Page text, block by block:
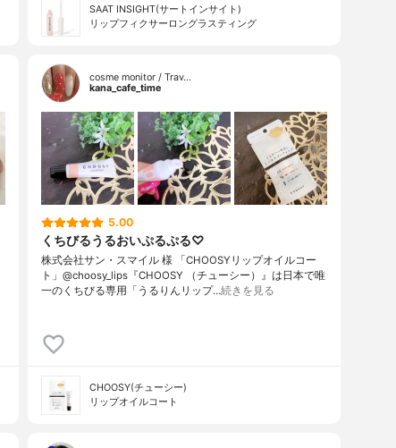
SAAT INSIGHT(サートインサイト)
リップフィクサーロングラスティング
cosme monitor / Trav…
kana_cafe_time
5.00
くちびるうるおいぷるぷる♡
株式会社サン・スマイル 様 「CHOOSYリップオイルコー
ト」@choosy_lips『CHOOSY （チューシー）』は日本で唯
一のくちびる専用「うるりんリップ…続きを見る
CHOOSY(チューシー)
リップオイルコート